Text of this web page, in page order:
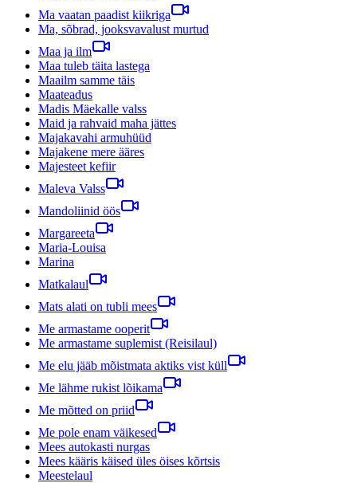
Ma vaatan paadist kiikriga
Ma, sõbrad, jooksvavalust murtud
Maa ja ilm
Maa tuleb täita lastega
Maailm samme täis
Maateadus
Madis Mäekalle valss
Maid ja rahvaid maha jättes
Majakavahi armuhüüd
Majakene mere ääres
Majesteet kefiir
Maleva Valss
Mandoliinid öös
Margareeta
Maria-Louisa
Marina
Matkalaul
Mats alati on tubli mees
Me armastame ooperit
Me armastame suplemist (Reisilaul)
Me elu jääb mõistmata aktiks vist küll
Me lähme rukist lõikama
Me mõtted on priid
Me pole enam väikesed
Mees autokasti nurgas
Mees kääris käised üles öises kõrtsis
Meestelaul